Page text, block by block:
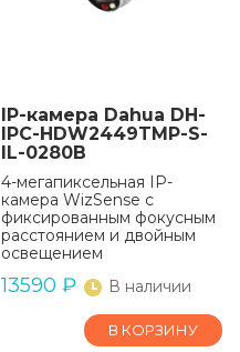
IP-камера Dahua DH-
IPC-HDW2449TMP-S-
IL-0280B
4-мегапиксельная IP-
камера WizSense с
фиксированным фокусным
расстоянием и двойным
освещением
13590 ₽ В наличии
В КОРЗИНУ